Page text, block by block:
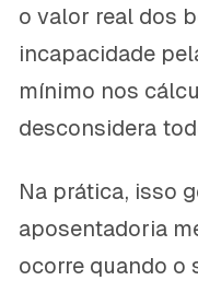
o valor real dos
incapacidade
mínimo nos
desconsidera
Na prática, isso
aposentadoria
ocorre quando o